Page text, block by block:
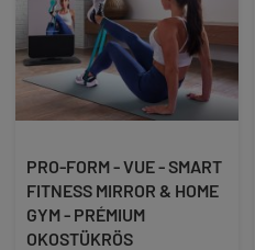
PRO-FORM - VUE - SMART
FITNESS MIRROR & HOME
GYM - PRÉMIUM
OKOSTÜKRÖS